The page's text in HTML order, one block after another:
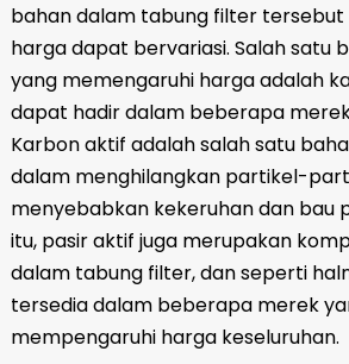
bahan dalam tabung filter tersebut
harga dapat bervariasi. Salah satu
yang memengaruhi harga adalah
dapat hadir dalam beberapa
Karbon aktif adalah salah satu
dalam menghilangkan partikel-
menyebabkan kekeruhan dan bau
itu, pasir aktif juga merupakan
dalam tabung filter, dan seperti
tersedia dalam beberapa merek
mempengaruhi harga keseluruhan.